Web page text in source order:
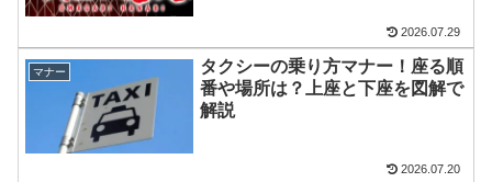
2026.07.29
マナー
タクシーの乗り方マナー！座る順
番や場所は？上座と下座を図解で
解説
2026.07.20